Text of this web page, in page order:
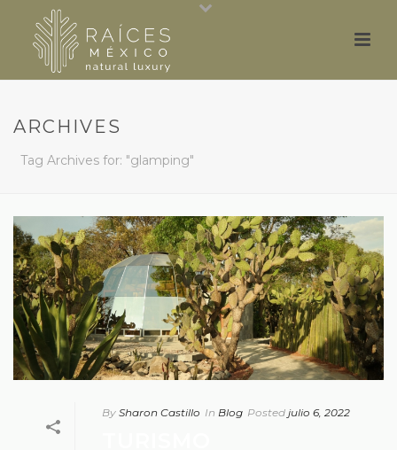
ARCHIVES
Tag Archives for: "glamping"
By Sharon Castillo In Blog Posted julio 6, 2022